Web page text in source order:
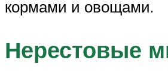
кормами и овощами.
Нерестовые